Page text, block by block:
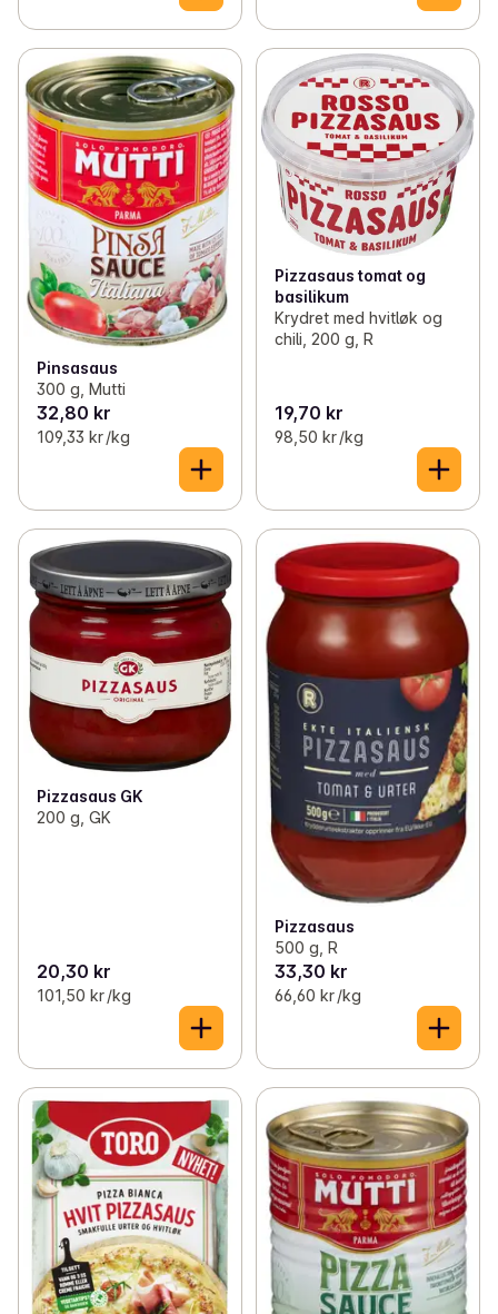
Pinsasaus
300 g, Mutti
32,80 kr
109,33 kr /kg
Pizzasaus tomat og
basilikum
Krydret med hvitløk og
chili, 200 g, R
19,70 kr
98,50 kr /kg
Pizzasaus GK
200 g, GK
20,30 kr
101,50 kr /kg
Pizzasaus
500 g, R
33,30 kr
66,60 kr /kg